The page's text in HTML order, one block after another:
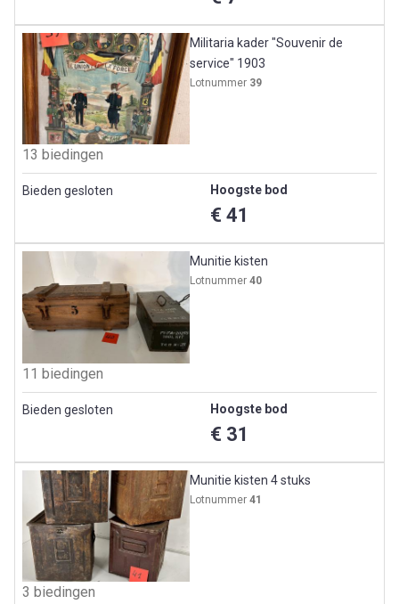
Militaria kader "Souvenir de
service" 1903
Lotnummer 39
13 biedingen
Bieden gesloten Hoogste bod
€ 41
Munitie kisten
Lotnummer40
11 biedingen
Bieden gesloten Hoogste bod
€ 31
Munitie kisten 4 stuks
Lotnummer41
3 biedingen